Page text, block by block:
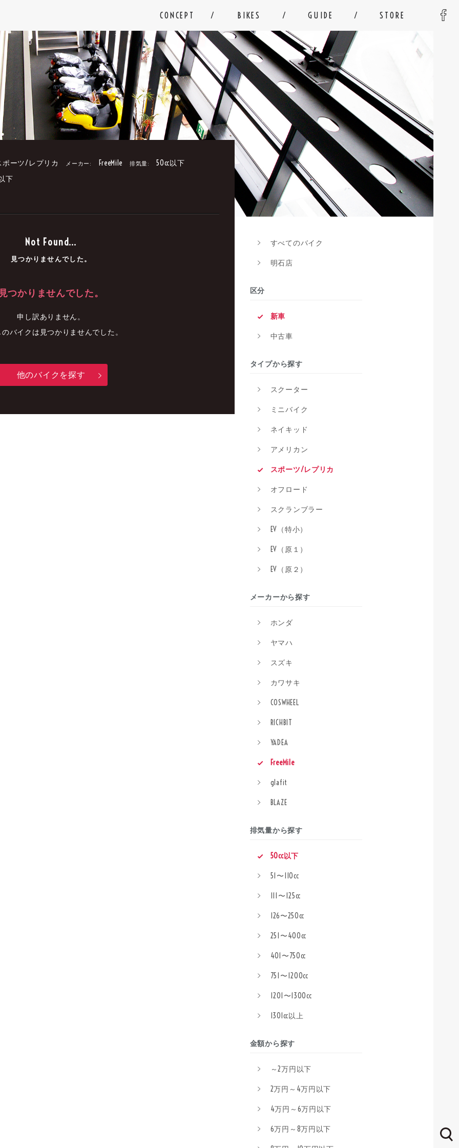
CONCEPT BIKES GUIDE STORE
ポーツ/レプリカ メーカー: FreeMile 排気量: 50cc以下
下
Not Found...
見つかりませんでした。
見つかりませんでした。
申し訳ありません。
バイクは見つかりませんでした。
他のバイクを探す
すべてのバイク
明石店
区分
新車
中古車
タイプから探す
スクーター
ミニバイク
ネイキッド
アメリカン
スポーツ/レプリカ
オフロード
スクランブラー
EV（特小）
EV（原１）
EV（原２）
メーカーから探す
ホンダ
ヤマハ
スズキ
カワサキ
COSWHEEL
RICHBIT
YADEA
FreeMile
glafit
BLAZE
排気量から探す
50cc以下
51〜110cc
111〜125cc
126〜250cc
251〜400cc
401〜750cc
751〜1200cc
1201〜1300cc
1301cc以上
金額から探す
～2万円以下
2万円～4万円以下
4万円～6万円以下
6万円～8万円以下
中古車